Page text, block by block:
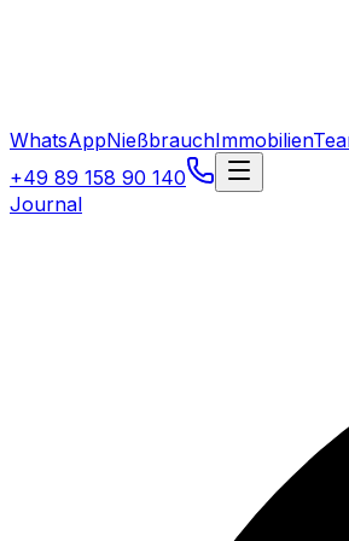
WhatsAppNießbrauchImmobilien
+49 89 158 90 140
Journal